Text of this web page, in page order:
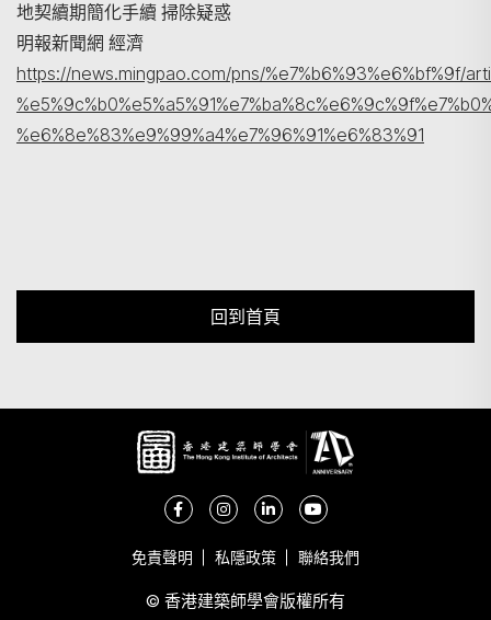
地契續期簡化手續 掃除疑惑
明報新聞網 經濟
https://news.mingpao.com/pns/%e7%b6%93%e6%bf%9f/
%e6%8e%83%e9%99%a4%e7%96%91%e6%83%91
回到首頁
免責聲明 私隱政策 聯絡我們
© 香港建築師學會版權所有